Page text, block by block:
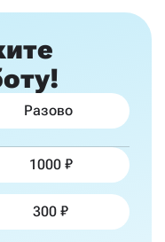
Разово
1000
300